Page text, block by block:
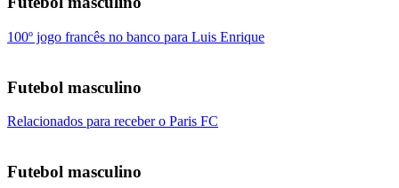
100º jogo francês no banco para Luis Enrique
Futebol masculino
Relacionados para receber o Paris FC
Futebol masculino